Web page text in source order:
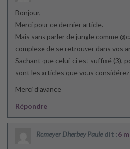
Bonjour,
Merci pour ce dernier article.
Mais sans parler de jungle comme
complexe de se retrouver dans vos
Sachant que celui-ci est suffixé (3),
sont les articles que vous considérez
Merci d’avance
Répondre
Romeyer Dherbey Paule dit :6